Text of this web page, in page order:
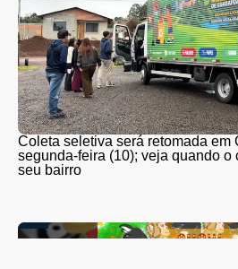
Coleta seletiva será retomada em
segunda-feira (10); veja quando o
seu bairro